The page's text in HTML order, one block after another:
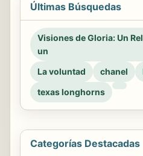
Últimas Búsquedas
Visiones de Gloria: Un
un
La voluntad
chanel
texas longhorns
Categorías Destacadas